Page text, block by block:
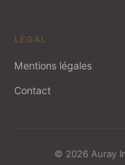
LÉGAL
Mentions légales
Contact
© 2026 Auray